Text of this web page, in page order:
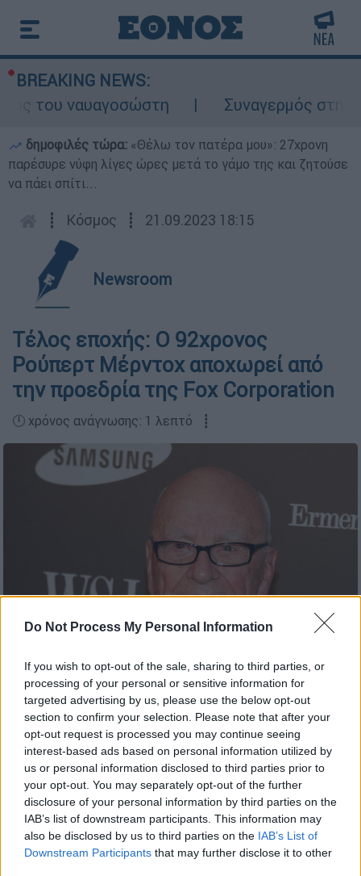
Do Not Process My Personal Information
If you wish to opt-out of the sale, sharing to third parties, or
processing of your personal or sensitive information for
targeted advertising by us, please use the below opt-out
section to confirm your selection. Please note that after your
opt-out request is processed you may continue seeing
interest-based ads based on personal information utilized by
us or personal information disclosed to third parties prior to
your opt-out. You may separately opt-out of the further
disclosure of your personal information by third parties on the
IAB’s list of downstream participants. This information may
also be disclosed by us to third parties on the IAB’s List of
Downstream Participants that may further disclose it to other
BREAKING NEWS:
του ναυαγοσώστη
Συναγερμός στην
δημοφιλές τώρα: «Θέλω τον πατέρα μου»: 27χρονη
παρέσυρε νύφη λίγες ώρες μετά το γάμο της και ζητούσε
να πάει σπίτι...
┋ Κόσμος ┋ 21.09.2023 18:15
Newsroom
Τέλος εποχής: Ο 92χρονος
Ρούπερτ Μέρντοχ αποχωρεί από
την προεδρία της Fox Corporation
🕛 χρόνος ανάγνωσης: 1 λεπτό ┋
Ρούπερτ Μέρντοχ/Associated Press
Προσθέστε το ΕΘΝΟΣ στη Google
Ο μεγιστάνας των μέσων ενημέρωσης
Ρούπερτ Μέρντοχ,92 ετών, ανακοίνωσε ότι
θα αποχωρήσει από την προεδρία της Fox
Corporation, μητρικής εταιρείας του
αμερικανικού δικτύου Fox News, και της
News Corp, και θα δώσει τη σκυτάλη στον